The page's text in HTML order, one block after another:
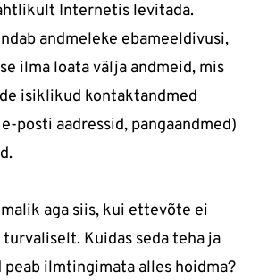
Internetis levitada.
andmeleke ebameeldivusi,
ilma loata välja andmeid, mis
isiklikud kontaktandmed
posti aadressid, pangaandmed)
aga siis, kui ettevõte ei
Kuidas seda teha ja
ilmtingimata alles hoidma?